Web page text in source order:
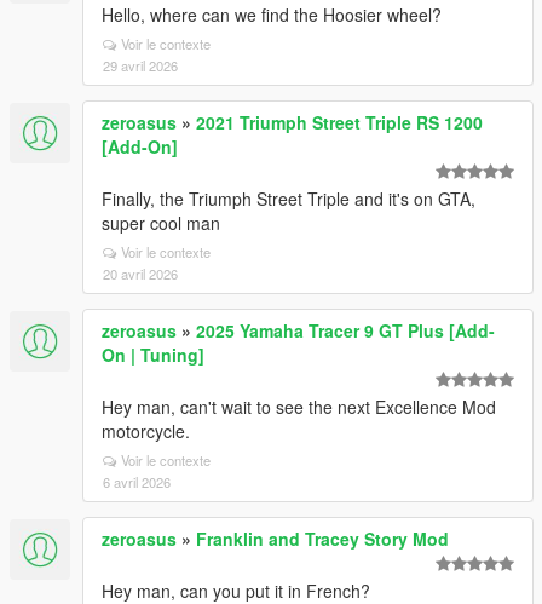
Hello, where can we find the Hoosier wheel?
Voir le contexte
29 avril 2026
zeroasus » 2021 Triumph Street Triple RS 1200
[Add-On]
Finally, the Triumph Street Triple and it's on GTA,
super cool man
Voir le contexte
20 avril 2026
zeroasus » 2025 Yamaha Tracer 9 GT Plus [Add-
On | Tuning]
Hey man, can't wait to see the next Excellence Mod
motorcycle.
Voir le contexte
6 avril 2026
zeroasus » Franklin and Tracey Story Mod
Hey man, can you put it in French?